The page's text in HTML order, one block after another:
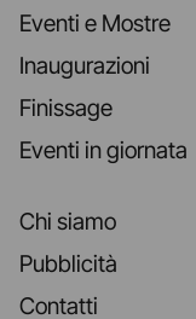
Eventi e Mostre
Inaugurazioni
Finissage
Eventi in giornata
Chi siamo
Pubblicità
Contatti